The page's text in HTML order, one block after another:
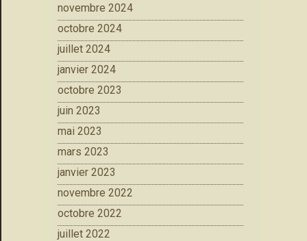
novembre 2024
octobre 2024
juillet 2024
janvier 2024
octobre 2023
juin 2023
mai 2023
mars 2023
janvier 2023
novembre 2022
octobre 2022
juillet 2022